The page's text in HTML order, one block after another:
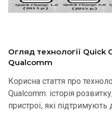
Огляд технології Quick
Qualcomm
Корисна стаття про
Qualcomm: історія
пристрої, які підтримують